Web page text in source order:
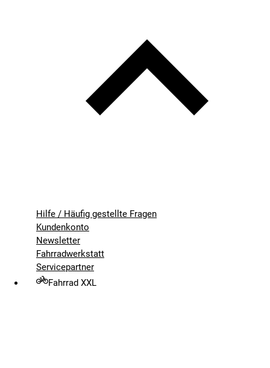
Hilfe / Häufig gestellte Fragen
Kundenkonto
Newsletter
Fahrradwerkstatt
Servicepartner
Fahrrad XXL